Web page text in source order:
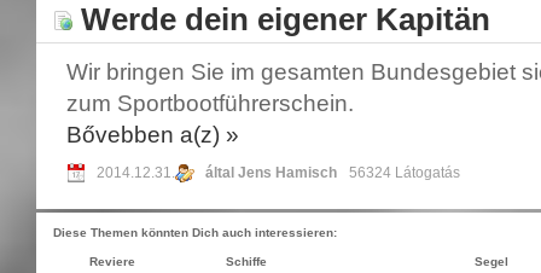
Werde dein eigener Kapitän
Wir bringen Sie im gesamten Bundesgebiet
zum Sportbootführerschein.
Bővebben a(z) »
2014.12.31. által Jens Hamisch 56324 Látogatás
Diese Themen könnten Dich auch interessieren:
Reviere
Schiffe
Segel